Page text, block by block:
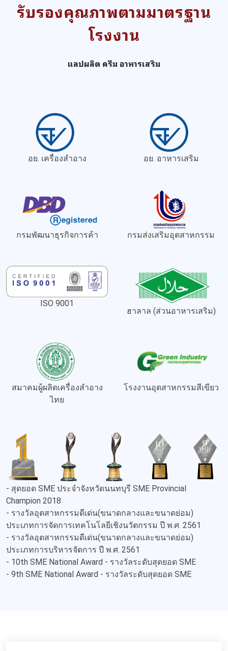
รับรองคุณภาพตามมาตรฐาน
โรงงาน
แลปผลิต ครีม อาหารเสริม
อย. เครื่องสำอาง อย. อาหารเสริม
กรมพัฒนาธุรกิจการค้า กรมส่งเสริมอุตสาหกรรม
ISO 9001
ฮาลาล (ส่วนอาหารเสริม)
สมาคมผู้ผลิตเครื่องสำอาง
ไทย
โรงงานอุตสาหกรรมสีเขียว
- สุดยอด SME ประจำจังหวัดนนทบุรี SME Provincial
Champion 2018
- รางวัลอุตสาหกรรมดีเด่น(ขนาดกลางและขนาดย่อม)
ประเภทการจัดการเทคโนโลยีเชิงนวัตกรรม ปี พ.ศ. 2561
- รางวัลอุตสาหกรรมดีเด่น(ขนาดกลางและขนาดย่อม)
ประเภทการบริหารจัดการ ปี พ.ศ. 2561
- 10th SME National Award - รางวัลระดับสุดยอด SME
- 9th SME National Award - รางวัลระดับสุดยอด SME